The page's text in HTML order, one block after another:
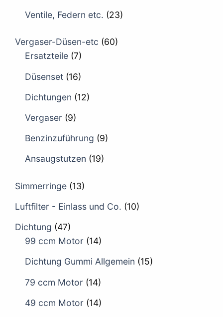
Ventile, Federn etc. (23)
Vergaser-Düsen-etc (60)
Ersatzteile (7)
Düsenset (16)
Dichtungen (12)
Vergaser (9)
Benzinzuführung (9)
Ansaugstutzen (19)
Simmerringe (13)
Luftfilter - Einlass und Co. (10)
Dichtung (47)
99 ccm Motor (14)
Dichtung Gummi Allgemein (15)
79 ccm Motor (14)
49 ccm Motor (14)